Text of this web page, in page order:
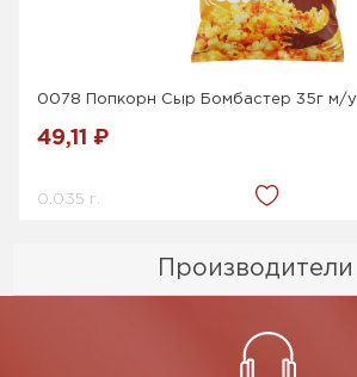
Производители
0078 Попкорн Сыр Бомбастер 35г м/у
49,11 ₽
0.035 г.